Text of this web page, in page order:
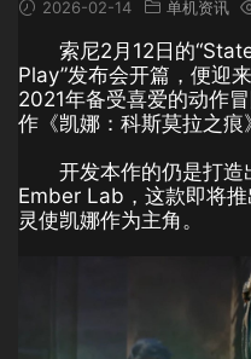
2026-02-14 单机资讯
索尼2月12日的
Play”发布会开篇，便迎
2021年备受喜爱的动作
作《凯娜：科斯莫拉之痕
开发本作的仍是打造
Ember Lab，这款即将
灵使凯娜作为主角。